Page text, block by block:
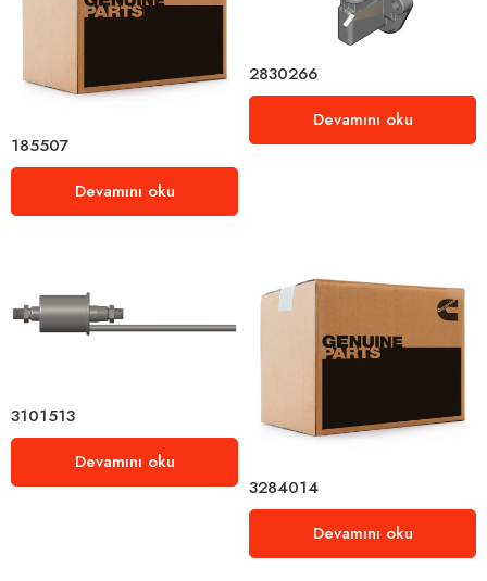
185507
Devamını oku
2830266
Devamını oku
3101513
Devamını oku
3284014
Devamını oku